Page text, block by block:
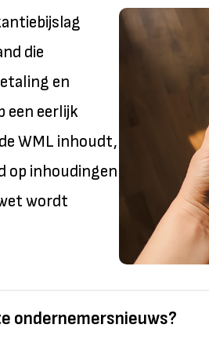
die
en
een eerlijk
WML inhoudt,
op inhoudingen
wordt
ondernemersnieuws?